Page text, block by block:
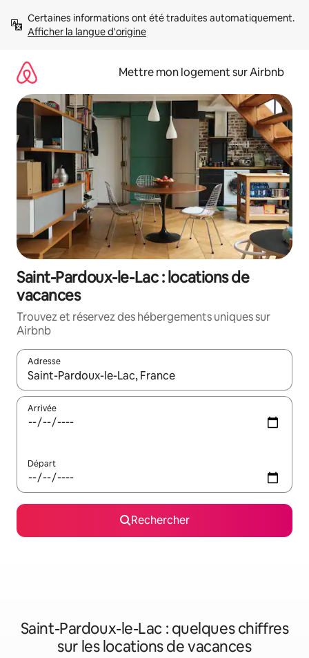
directement
Afficher la langue d'origine
Mettre mon logement sur Airbnb
Saint-Pardoux-le-Lac : locations de
vacances
Trouvez et réservez des hébergements uniques sur
Airbnb
Adresse
Lorsque les résultats s'affichent, utilisez les flèches vers le
Arrivée
Départ
Rechercher
Saint-Pardoux-le-Lac : quelques chiffres
sur les locations de vacances